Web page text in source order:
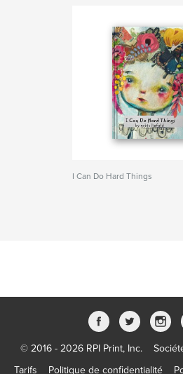
I Can Do Hard Things
© 2016 - 2026 RPI Print, Inc.
Tarifs
Politique de confidentialité